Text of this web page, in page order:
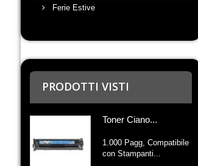
Ferie Estive
PRODOTTI VISTI
Toner Ciano...
1.000 Pagg, Compatibile
con Stampanti...